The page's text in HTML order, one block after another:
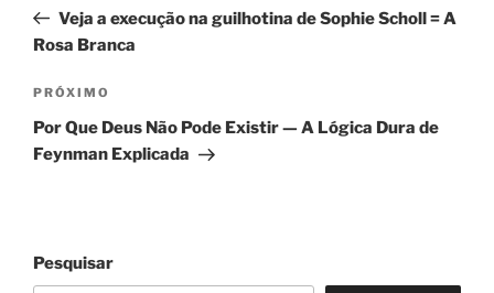
Post
anterior
Veja a execução na guilhotina de Sophie Scholl = A
Rosa Branca
Próximo
post
PRÓXIMO
Por Que Deus Não Pode Existir — A Lógica Dura de
Feynman Explicada
Pesquisar